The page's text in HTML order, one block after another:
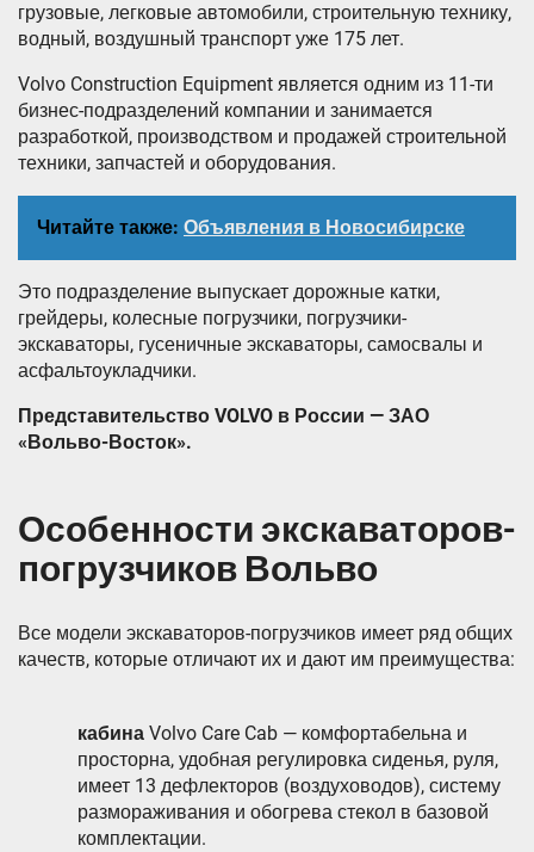
грузовые, легковые автомобили, строительную технику,
водный, воздушный транспорт уже 175 лет.
Volvo Construction Equipment является одним из 11-ти
бизнес-подразделений компании и занимается
разработкой, производством и продажей строительной
техники, запчастей и оборудования.
Читайте также: Объявления в Новосибирске
Это подразделение выпускает дорожные катки,
грейдеры, колесные погрузчики, погрузчики-
экскаваторы, гусеничные экскаваторы, самосвалы и
асфальтоукладчики.
Представительство VOLVO в России — ЗАО
«Вольво-Восток».
Особенности экскаваторов-
погрузчиков Вольво
Все модели экскаваторов-погрузчиков имеет ряд общих
качеств, которые отличают их и дают им преимущества:
кабина Volvo Care Cab — комфортабельна и
просторна, удобная регулировка сиденья, руля,
имеет 13 дефлекторов (воздуховодов), систему
размораживания и обогрева стекол в базовой
комплектации.